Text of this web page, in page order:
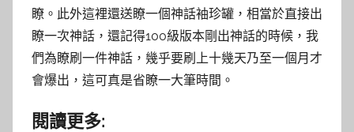
瞭。此外這裡還送瞭一個神話袖珍罐，相當於直接出
瞭一次神話，還記得100級版本剛出神話的時候，我
們為瞭刷一件神話，幾乎要刷上十幾天乃至一個月才
會爆出，這可真是省瞭一大筆時間。
閱讀更多: